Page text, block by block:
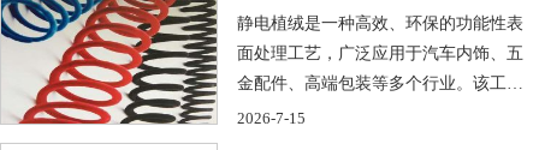
静电植绒是一种高效、环保的功能性表
面处理工艺，广泛应用于汽车内饰、五
金配件、高端包装等多个行业。该工艺
利用高压 […]
2026-7-15